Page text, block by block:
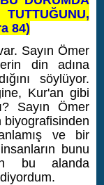
84)
Sayın Ömer
din adına
söylüyor.
Kur'an gibi
Sayın Ömer
biyografisinden
ve bir
bunu
bu alanda